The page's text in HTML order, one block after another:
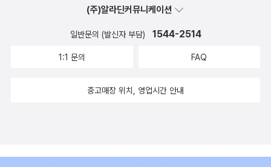
께읽는책 #문학감상 #청소년책리뷰 #독서습관
지 않는 음료도 한 잔 해보고, 생각보다 우리가 처음 해보는 일들
은 무궁무진할거예요. 그 과정을 통해 삶의 활력을 느끼기도 하
고, 새로운 인사이트를 얻게 되기도 하죠. 저는 위의 시를 읽으면
끽하며 살아야겠다는 생각이 들었어요.하지만 위의 시가 교과서
하기 때문입니다. 학창시절에 이런 내용을 미리 알았더라면, 국어
(주)알라딘커뮤니케이션
일반문의 (발신자 부담) 1544-2514
1:1 문의 FAQ
중고매장 위치, 영업시간 안내